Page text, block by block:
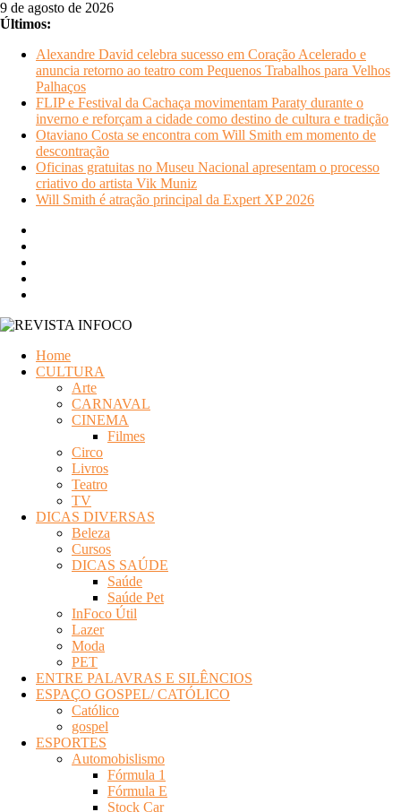
Pular
para
conteúdo
9 de agosto de 2026
Últimos:
Alexandre David celebra sucesso em Coração Acelerado e
anuncia retorno ao teatro com Pequenos Trabalhos para Velhos
Palhaços
FLIP e Festival da Cachaça movimentam Paraty durante o
inverno e reforçam a cidade como destino de cultura e tradição
Otaviano Costa se encontra com Will Smith em momento de
descontração
Oficinas gratuitas no Museu Nacional apresentam o processo
criativo do artista Vik Muniz
Will Smith é atração principal da Expert XP 2026
INFOCO
Home
CULTURA
Arte
CARNAVAL
CINEMA
Filmes
Circo
Livros
Teatro
TV
DICAS DIVERSAS
Beleza
Cursos
DICAS SAÚDE
Saúde
Saúde Pet
InFoco Útil
Lazer
Moda
PET
ENTRE PALAVRAS E SILÊNCIOS
ESPAÇO GOSPEL/ CATÓLICO
Católico
gospel
ESPORTES
Automobislismo
Fórmula 1
Fórmula E
Stock Car